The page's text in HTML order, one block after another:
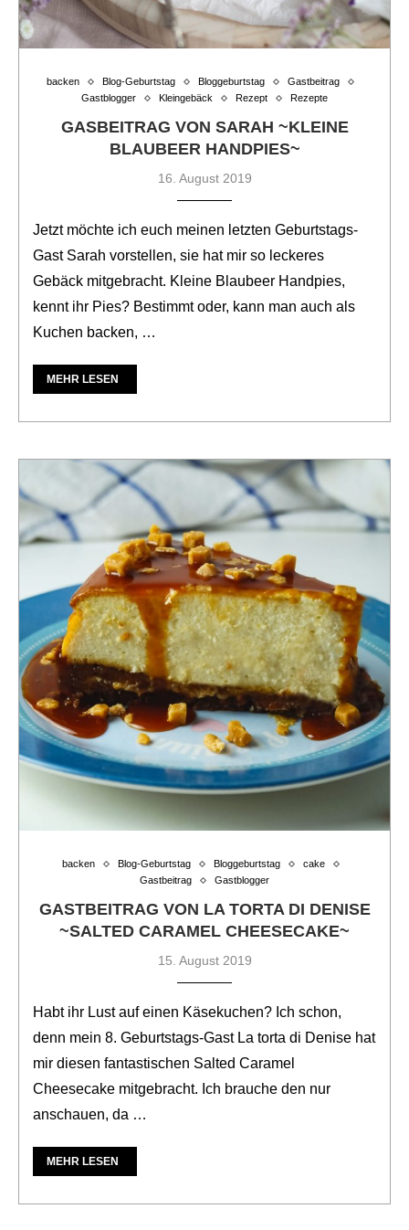
backen Blog-Geburtstag Bloggeburtstag
Gastbeitrag
Gastblogger
Kleingebäck Rezept Rezepte
GASBEITRAG VON SARAH ~KLEINE
BLAUBEER HANDPIES~
16. August 2019
Jetzt möchte ich euch meinen letzten Geburtstags-
Gast Sarah vorstellen, sie hat mir so leckeres
Gebäck mitgebracht. Kleine Blaubeer Handpies,
kennt ihr Pies? Bestimmt oder, kann man auch als
Kuchen backen, …
MEHR LESEN
backen Blog-Geburtstag Bloggeburtstag
cake
Gastbeitrag
Gastblogger
GASTBEITRAG VON LA TORTA DI DENISE
~SALTED CARAMEL CHEESECAKE~
15. August 2019
Habt ihr Lust auf einen Käsekuchen? Ich schon,
denn mein 8. Geburtstags-Gast La torta di Denise hat
mir diesen fantastischen Salted Caramel
Cheesecake mitgebracht. Ich brauche den nur
anschauen, da …
MEHR LESEN